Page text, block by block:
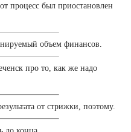
процесс был приостановлен
объем финансов.
про то, как же надо
от стрижки, поэтому.